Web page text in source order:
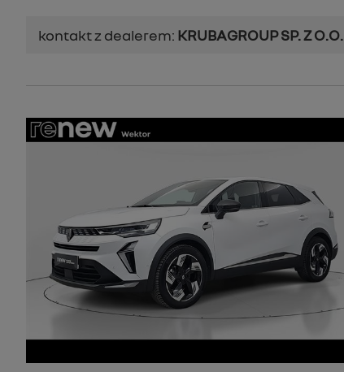
kontakt z dealerem: KRUBAGROUP SP. Z O.O.